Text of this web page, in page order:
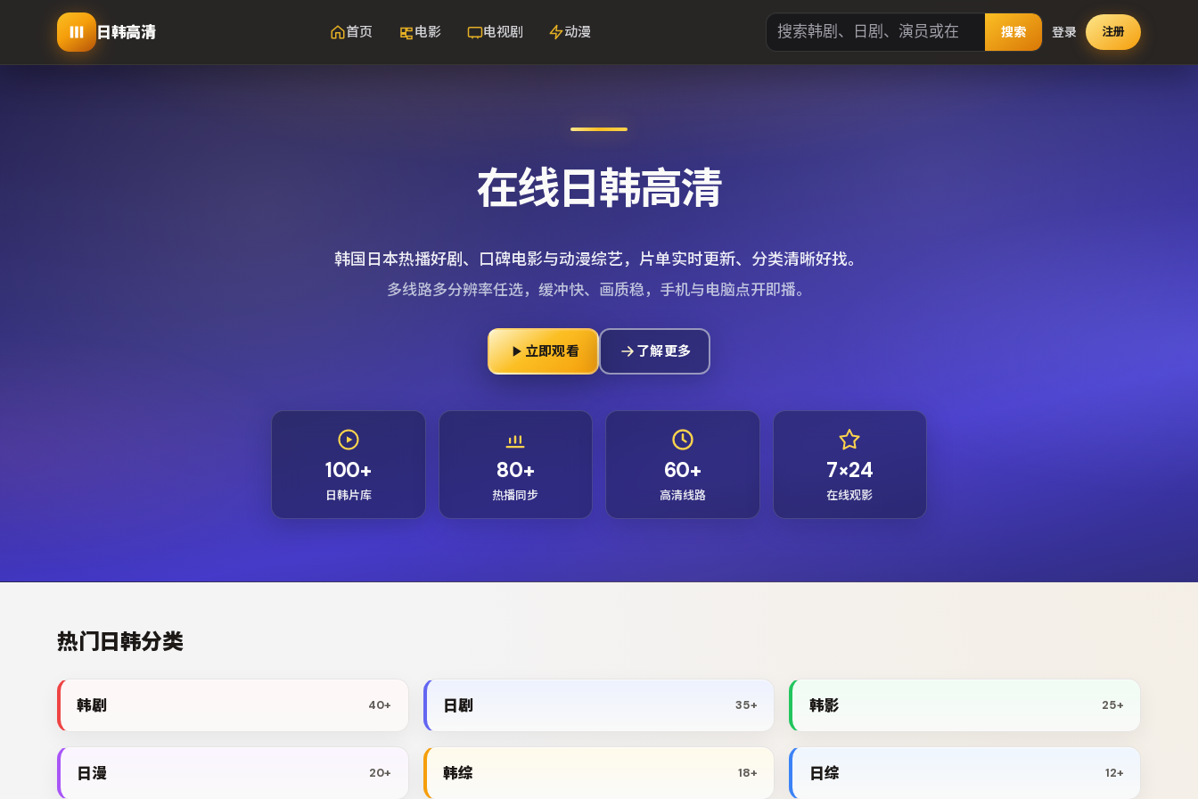
日韩高清 首页 电影 电视剧 动漫 搜索 登录 注册
在线日韩高清
韩国日本热播好剧、口碑电影与动漫综艺，片单实时更新、分类清晰好找。
多线路多分辨率任选，缓冲快、画质稳，手机与电脑点开即播。
立即观看 了解更多
100+
日韩片库
80+
热播同步
60+
高清线路
7×24
在线观影
热门日韩分类
韩剧 40+ 日剧 35+ 韩影 25+
日漫 20+ 韩综 18+ 日综 12+